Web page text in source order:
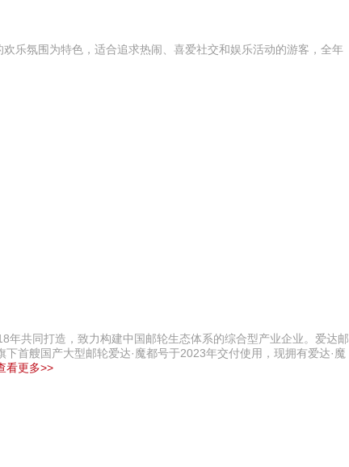
乐氛围为特色，适合追求热闹、喜爱社交和娱乐活动的游客，全年
共同打造，致力构建中国邮轮生态体系的综合型产业企业。爱达邮
首艘国产大型邮轮爱达·魔都号于2023年交付使用，现拥有爱达·魔
看更多>>